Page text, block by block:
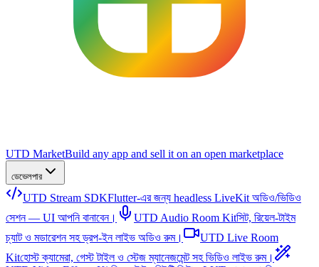
UTD MarketBuild any app and sell it on an open marketplace
ডেভেলপার
UTD Stream SDKFlutter-এর জন্য headless LiveKit অডিও/ভিডিও
সেশন — UI আপনি বানাবেন।
UTD Audio Room Kitসিট, রিয়েল-টাইম
চ্যাট ও মডারেশন সহ ড্রপ-ইন লাইভ অডিও রুম।
UTD Live Room
Kitহোস্ট ক্যামেরা, গেস্ট টাইল ও স্টেজ ম্যানেজমেন্ট সহ ভিডিও লাইভ রুম।